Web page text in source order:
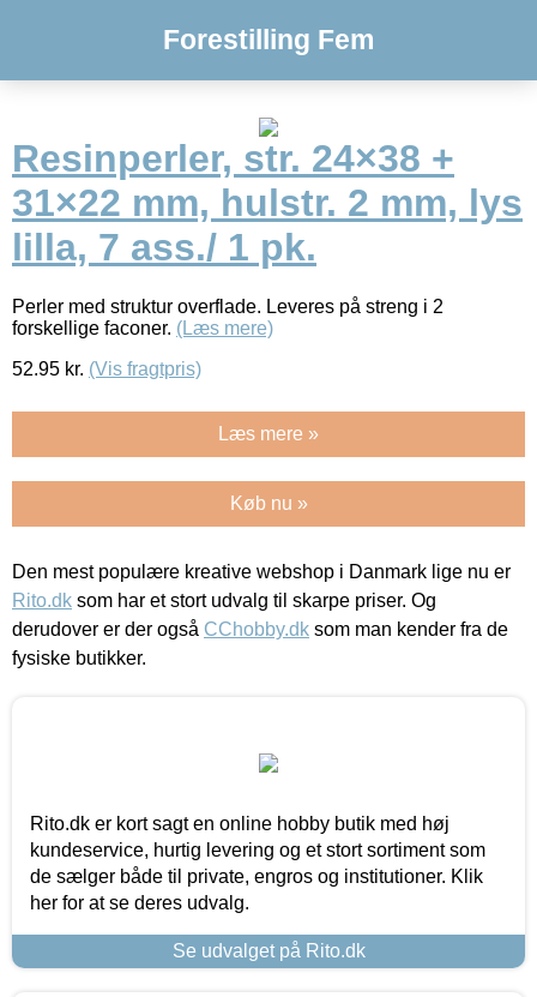
Forestilling Fem
Resinperler, str. 24×38 +
31×22 mm, hulstr. 2 mm, lys
lilla, 7 ass./ 1 pk.
Perler med struktur overflade. Leveres på streng i 2
forskellige faconer. (Læs mere)
52.95 kr. (Vis fragtpris)
Læs mere »
Køb nu »
Den mest populære kreative webshop i Danmark lige nu er
Rito.dk som har et stort udvalg til skarpe priser. Og
derudover er der også CChobby.dk som man kender fra de
fysiske butikker.
Rito.dk er kort sagt en online hobby butik med høj
kundeservice, hurtig levering og et stort sortiment som
de sælger både til private, engros og institutioner. Klik
her for at se deres udvalg.
Se udvalget på Rito.dk